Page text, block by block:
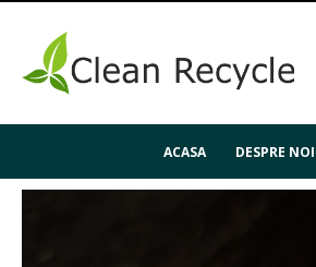
ACASA DESPRE NOI